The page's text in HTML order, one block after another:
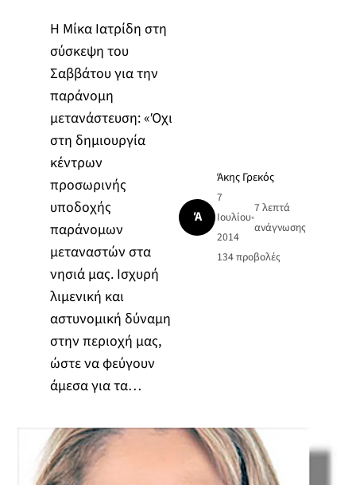
Η Μίκα Ιατρίδη στη
σύσκεψη του
Σαββάτου για την
παράνομη
μετανάστευση: «Όχι
στη δημιουργία
κέντρων
προσωρινής
υποδοχής
παράνομων
μεταναστών στα
νησιά μας. Ισχυρή
λιμενική και
αστυνομική δύναμη
στην περιοχή μας,
ώστε να φεύγουν
άμεσα για τα…
Ά
Άκης Γρεκός
7
Ιουλίου
2014
•
7 λεπτά
ανάγνωσης
134προβολές